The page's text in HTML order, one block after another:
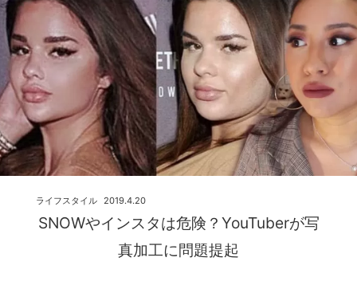
SNOWやインスタは危険？YouTuberが写
真加工に問題提起
2019.4.20
ライフスタイル